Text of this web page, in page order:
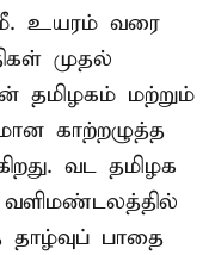
உயரம் வரை
முதல்
தமிழகம் மற்றும்
காற்றழுத்த
வட தமிழக
வளிமண்டலத்தில்
பாதை